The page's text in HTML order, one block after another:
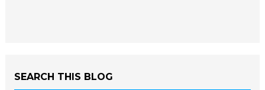
SEARCH THIS BLOG